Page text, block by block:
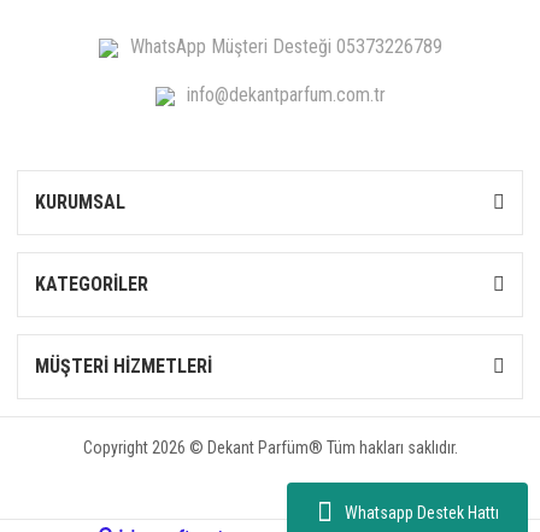
Whatsapp Destek Hattı
WhatsApp Müşteri Desteği 05373226789
info@dekantparfum.com.tr
KURUMSAL
KATEGORİLER
MÜŞTERİ HİZMETLERİ
Copyright 2026 © Dekant Parfüm® Tüm hakları saklıdır.